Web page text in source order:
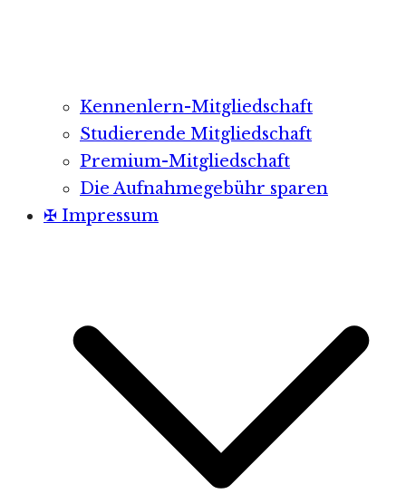
Kennenlern-Mitgliedschaft
Studierende Mitgliedschaft
Premium-Mitgliedschaft
Die Aufnahmegebühr sparen
✠ Impressum